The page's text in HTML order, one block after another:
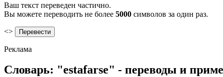
Ваш текст переведен частично.
Вы можете переводить не более 5000 символов за один раз.
<>
Реклама
Словарь: "estafarse" - переводы и